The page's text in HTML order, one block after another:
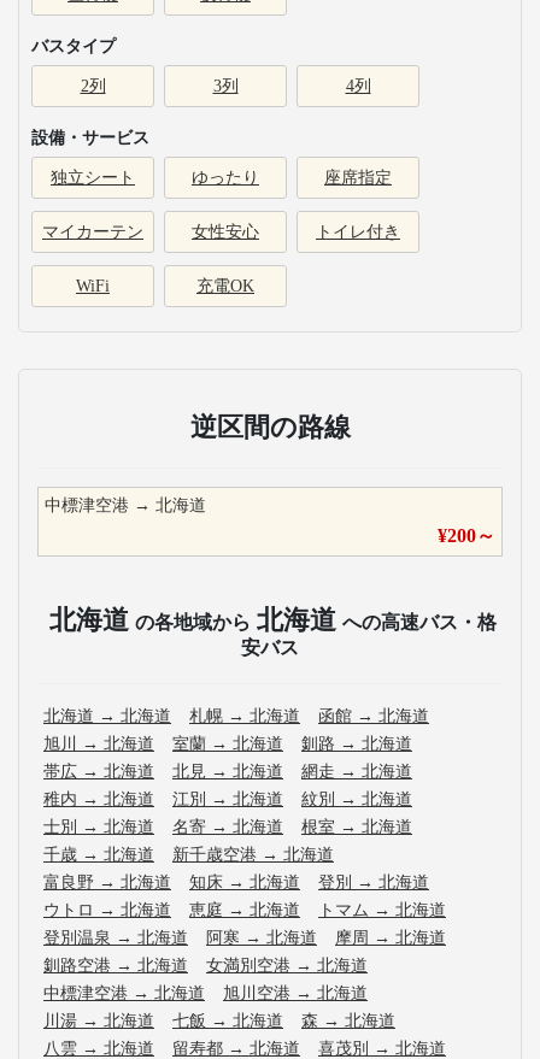
バスタイプ
2列 3列 4列
設備・サービス
独立シート ゆったり 座席指定
マイカーテン 女性安心 トイレ付き
WiFi 充電OK
逆区間の路線
中標津空港 → 北海道
¥200～
北海道 の各地域から 北海道 への高速バス・格
安バス
北海道 → 北海道 札幌 → 北海道 函館 → 北海道
旭川
→ 北海道 室蘭 → 北海道 釧路 → 北海道
帯広 → 北海道 北見 → 北海道 網走 → 北海道
稚内 → 北海道 江別 → 北海道 紋別 → 北海道
士別 → 北海道 名寄 → 北海道 根室 → 北海道
千歳 → 北海道 新千歳空港 → 北海道
富良野 → 北海道 知床 → 北海道 登別 → 北海道
ウトロ → 北海道 恵庭 → 北海道 トマム → 北海道
登別温泉 → 北海道 阿寒 → 北海道 摩周 → 北海道
釧路空港 → 北海道 女満別空港 → 北海道
中標津空港 → 北海道 旭川空港 → 北海道
川湯 → 北海道 七飯 → 北海道 森 → 北海道
八雲 → 北海道 留寿都 → 北海道 喜茂別 → 北海道